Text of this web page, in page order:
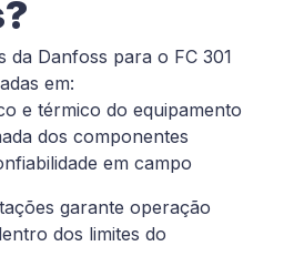
da Danfoss para o FC 301
em:
e térmico do equipamento
dos componentes
em campo
garante operação
dos limites do